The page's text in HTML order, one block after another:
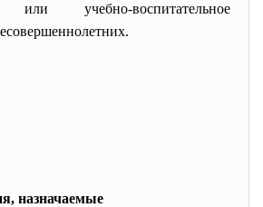
или учебно-воспитательное
назначаемые